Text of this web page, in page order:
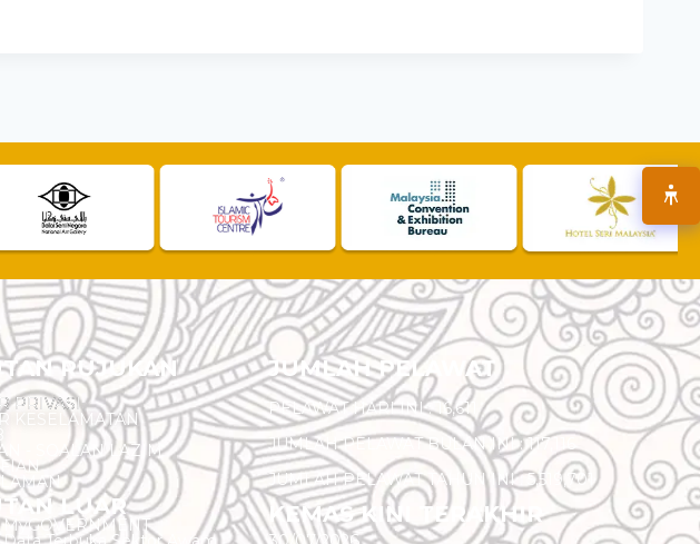
RUJUKAN
PRIVASI
KESELAMATAN
- SOALAN LAZIM
LUAR
JUMLAH PELAWAT
PELAWAT HARI INI : 16,611
JUMLAH PELAWAT BULAN INI : 117,116
JUMLAH PELAWAT TAHUN INI : 5,519,701
KEMAS KINI TERAKHIR